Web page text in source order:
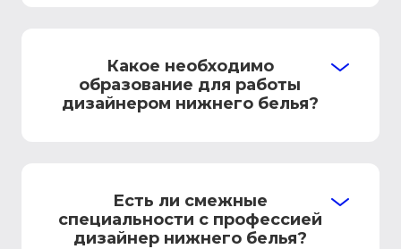
Какое необходимо
образование для работы
дизайнером нижнего белья?
Есть ли смежные
специальности с профессией
дизайнер нижнего белья?